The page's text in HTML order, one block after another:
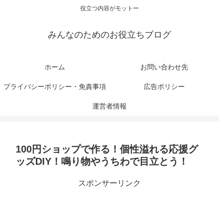
役立つ内容がモットー
みんなのためのお役立ちブログ
ホーム お問い合わせ先
プライバシーポリシー・免責事項 広告ポリシー
運営者情報
100円ショップで作る！個性溢れる応援グ
ッズDIY！鳴り物やうちわで目立とう！
スポンサーリンク